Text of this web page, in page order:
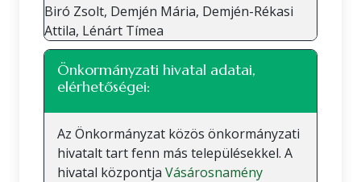
Biró Zsolt, Demjén Mária, Demjén-Rékasi
Attila, Lénárt Tímea
Önkormányzati hivatal adatai,
elérhetőségei:
Az Önkormányzat közös önkormányzati
hivatalt tart fenn más településekkel. A
hivatal központja Vásárosnamény